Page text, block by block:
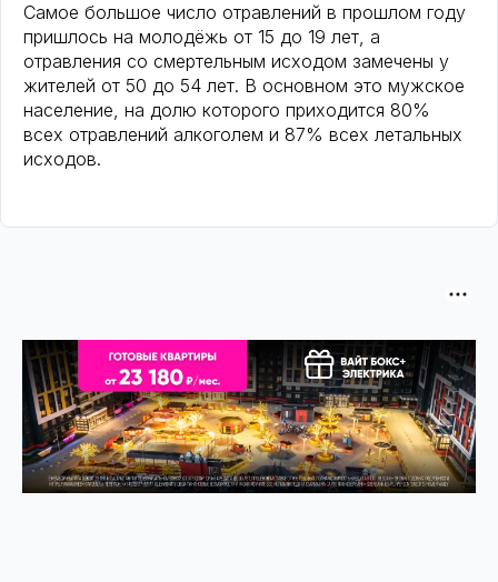
Самое большое число отравлений в прошлом году
пришлось на молодёжь от 15 до 19 лет, а
отравления со смертельным исходом замечены у
жителей от 50 до 54 лет. В основном это мужское
население, на долю которого приходится 80%
всех отравлений алкоголем и 87% всех летальных
исходов.